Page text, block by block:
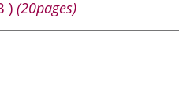
) (20pages)